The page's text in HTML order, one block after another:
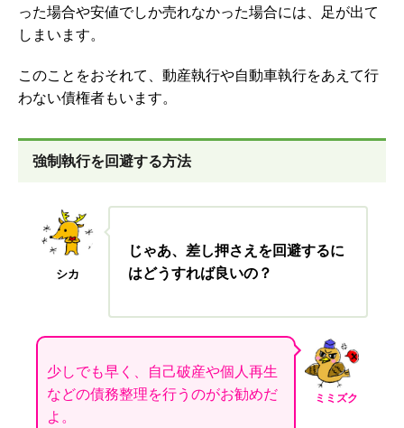
った場合や安値でしか売れなかった場合には、足が出て
しまいます。
このことをおそれて、動産執行や自動車執行をあえて行
わない債権者もいます。
強制執行を回避する方法
シカ
じゃあ、差し押さえを回避するに
はどうすれば良いの？
ミミズク
少しでも早く、自己破産や個人再生
などの債務整理を行うのがお勧めだ
よ。